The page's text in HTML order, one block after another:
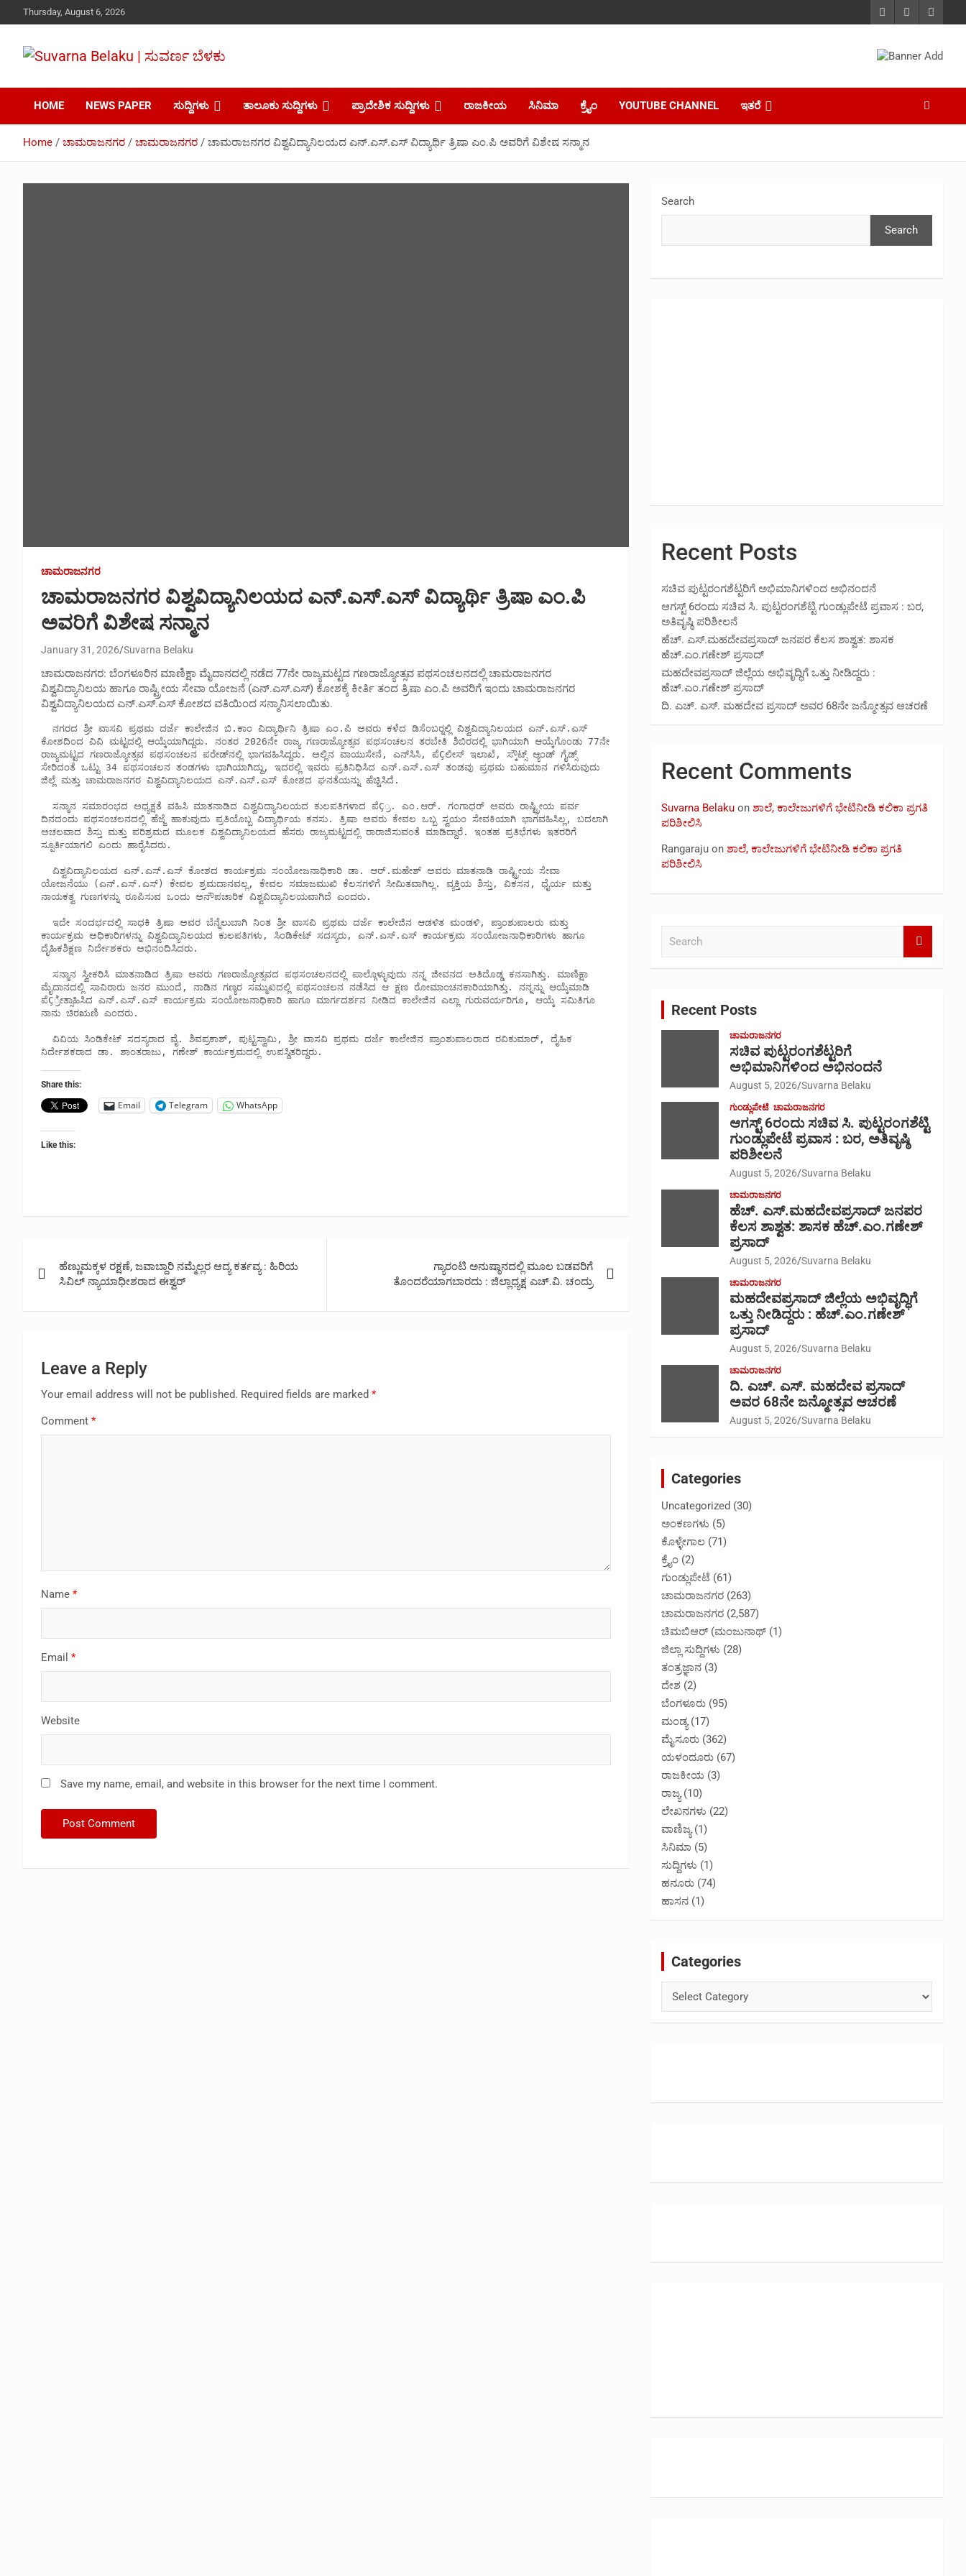
to
Thursday, August 6, 2026
Suvarna Belaku |
ಸುವರ್ಣ ಬೆಳಕು
HOME NEWS PAPER ಸುದ್ದಿಗಳು ತಾಲೂಕು ಸುದ್ದಿಗಳು ಪ್ರಾದೇಶಿಕ ಸುದ್ದಿಗಳು ರಾಜಕೀಯ ಸಿನಿಮಾ ಕ್ರೈಂ YOUTUBE CHANNEL ಇತರೆ
Home ಚಾಮರಾಜನಗರ ಚಾಮರಾಜನಗರ ಚಾಮರಾಜನಗರ ವಿಶ್ವವಿದ್ಯಾನಿಲಯದ ಎನ್.ಎಸ್.ಎಸ್ ವಿದ್ಯಾರ್ಥಿ ತ್ರಿಷಾ ಎಂ.ಪಿ ಅವರಿಗೆ ವಿಶೇಷ ಸನ್ಮಾನ
ಚಾಮರಾಜನಗರ
ಚಾಮರಾಜನಗರ ವಿಶ್ವವಿದ್ಯಾನಿಲಯದ ಎನ್.ಎಸ್.ಎಸ್ ವಿದ್ಯಾರ್ಥಿ ತ್ರಿಷಾ ಎಂ.ಪಿ
ಅವರಿಗೆ ವಿಶೇಷ ಸನ್ಮಾನ
January 31, 2026 Suvarna Belaku
ಚಾಮರಾಜನಗರ: ಬೆಂಗಳೂರಿನ ಮಾಣಿಕ್ಷಾ ಮೈದಾನದಲ್ಲಿ ನಡೆದ 77ನೇ ರಾಜ್ಯಮಟ್ಟದ ಗಣರಾಜ್ಯೋತ್ಸವ ಪಥಸಂಚಲನದಲ್ಲಿ ಚಾಮರಾಜನಗರ
ವಿಶ್ವವಿದ್ಯಾನಿಲಯ ಹಾಗೂ ರಾಷ್ಟ್ರೀಯ ಸೇವಾ ಯೋಜನೆ (ಎನ್.ಎಸ್.ಎಸ್) ಕೋಶಕ್ಕೆ ಕೀರ್ತಿ ತಂದ ತ್ರಿಷಾ ಎಂ.ಪಿ ಅವರಿಗೆ ಇಂದು ಚಾಮರಾಜನಗರ
ವಿಶ್ವವಿದ್ಯಾನಿಲಯದ ಎನ್.ಎಸ್.ಎಸ್ ಕೋಶದ ವತಿಯಿಂದ ಸನ್ಮಾನಿಸಲಾಯಿತು.
ಕೋಶದಿಂದ ವಿವಿ ಮಟ್ಟದಲ್ಲಿ ಆಯ್ಕೆಯಾಗಿದ್ದರು. ನಂತರ 2026ನೇ ರಾಜ್ಯ ಗಣರಾಜ್ಯೋತ್ಸವ ಪಥಸಂಚಲನ ತರಬೇತಿ ಶಿಬಿರದಲ್ಲಿ ಭಾಗಿಯಾಗಿ ಆಯ್ಕೆಗೊಂಡು 77ನೇ
ರಾಜ್ಯಮಟ್ಟದ ಗಣರಾಜ್ಯೋತ್ಸವ ಪಥಸಂಚಲನ ಪರೇಡ್‍ನಲ್ಲಿ ಭಾಗವಹಿಸಿದ್ದರು. ಅಲ್ಲಿನ ವಾಯುಸೇನೆ, ಎನ್‍ಸಿಸಿ, ಪೆÇಲೀಸ್ ಇಲಾಖೆ, ಸ್ಕೌಟ್ಸ್ ಆ್ಯಂಡ್ ಗೈಡ್ಸ್
ಸೇರಿದಂತೆ ಒಟ್ಟು 34 ಪಥಸಂಚಲನ ತಂಡಗಳು ಭಾಗಿಯಾಗಿದ್ದು, ಇದರಲ್ಲಿ ಇವರು ಪ್ರತಿನಿಧಿಸಿದ ಎನ್.ಎಸ್.ಎಸ್ ತಂಡವು ಪ್ರಥಮ ಬಹುಮಾನ ಗಳಿಸಿರುವುದು
ಜಿಲ್ಲೆ ಮತ್ತು ಚಾಮರಾಜನಗರ ವಿಶ್ವವಿದ್ಯಾನಿಲಯದ ಎನ್.ಎಸ್.ಎಸ್ ಕೋಶದ ಘನತೆಯನ್ನು ಹೆಚ್ಚಿಸಿದೆ.
ದಿನದಂದು ಪಥಸಂಚಲನದಲ್ಲಿ ಹೆಜ್ಜೆ ಹಾಕುವುದು ಪ್ರತಿಯೊಬ್ಬ ವಿದ್ಯಾರ್ಥಿಯ ಕನಸು. ತ್ರಿಷಾ ಅವರು ಕೇವಲ ಒಬ್ಬ ಸ್ವಯಂ ಸೇವಕಿಯಾಗಿ ಭಾಗವಹಿಸಿಲ್ಲ, ಬದಲಾಗಿ
ಅಚಲವಾದ ಶಿಸ್ತು ಮತ್ತು ಪರಿಶ್ರಮದ ಮೂಲಕ ವಿಶ್ವವಿದ್ಯಾನಿಲಯದ ಹೆಸರು ರಾಜ್ಯಮಟ್ಟದಲ್ಲಿ ರಾರಾಜಿಸುವಂತೆ ಮಾಡಿದ್ದಾರೆ. ಇಂತಹ ಪ್ರತಿಭೆಗಳು ಇತರರಿಗೆ
ಸ್ಪೂರ್ತಿಯಾಗಲಿ ಎಂದು ಹಾರೈಸಿದರು.
ಯೋಜನೆಯು (ಎನ್.ಎಸ್.ಎಸ್) ಕೇವಲ ಶ್ರಮದಾನವಲ್ಲ, ಕೇವಲ ಸಮಾಜಮುಖಿ ಕೆಲಸಗಳಿಗೆ ಸೀಮಿತವಾಗಿಲ್ಲ. ವ್ಯಕ್ತಿಯ ಶಿಸ್ತು, ವಿಕಸನ, ಧೈರ್ಯ ಮತ್ತು
ನಾಯಕತ್ವ ಗುಣಗಳನ್ನು ರೂಪಿಸುವ ಒಂದು ಅನೌಪಚಾರಿಕ ವಿಶ್ವವಿದ್ಯಾನಿಲಯವಾಗಿದೆ ಎಂದರು.
ಕಾರ್ಯಕ್ರಮ ಅಧಿಕಾರಿಗಳನ್ನು ವಿಶ್ವವಿದ್ಯಾನಿಲಯದ ಕುಲಪತಿಗಳು, ಸಿಂಡಿಕೇಟ್ ಸದಸ್ಯರು, ಎನ್.ಎಸ್.ಎಸ್ ಕಾರ್ಯಕ್ರಮ ಸಂಯೋಜನಾಧಿಕಾರಿಗಳು ಹಾಗೂ
ದೈಹಿಕಶಿಕ್ಷಣ ನಿರ್ದೇಶಕರು ಅಭಿನಂದಿಸಿದರು.
ಮೈದಾನದಲ್ಲಿ ಸಾವಿರಾರು ಜನರ ಮುಂದೆ, ನಾಡಿನ ಗಣ್ಯರ ಸಮ್ಮುಖದಲ್ಲಿ ಪಥಸಂಚಲನ ನಡೆಸಿದ ಆ ಕ್ಷಣ ರೋಮಾಂಚನಕಾರಿಯಾಗಿತ್ತು. ನನ್ನನ್ನು ಆಯ್ಕೆಮಾಡಿ
ಪೆÇ್ರೀತ್ಸಾಹಿಸಿದ ಎನ್.ಎಸ್.ಎಸ್ ಕಾರ್ಯಕ್ರಮ ಸಂಯೋಜನಾಧಿಕಾರಿ ಹಾಗೂ ಮಾರ್ಗದರ್ಶನ ನೀಡಿದ ಕಾಲೇಜಿನ ಎಲ್ಲಾ ಗುರುವರ್ಯರಿಗೂ, ಆಯ್ಕೆ ಸಮಿತಿಗೂ
ನಾನು ಚಿರಋಣಿ ಎಂದರು.
ನಿರ್ದೇಶಕರಾದ ಡಾ. ಶಾಂತರಾಜು, ಗಣೇಶ್ ಕಾರ್ಯಕ್ರಮದಲ್ಲಿ ಉಪಸ್ಥಿತರಿದ್ದರು.
Share this:
Email Telegram WhatsApp
Like this:
navigation
ಹೆಣ್ಣುಮಕ್ಕಳ ರಕ್ಷಣೆ, ಜವಾಬ್ದಾರಿ ನಮ್ಮೆಲ್ಲರ ಆದ್ಯ ಕರ್ತವ್ಯ : ಹಿರಿಯ
ಸಿವಿಲ್ ನ್ಯಾಯಾಧೀಶರಾದ ಈಶ್ವರ್
ಗ್ಯಾರಂಟಿ ಅನುಷ್ಠಾನದಲ್ಲಿ ಮೂಲ ಬಡವರಿಗೆ
ತೊಂದರೆಯಾಗಬಾರದು : ಜಿಲ್ಲಾಧ್ಯಕ್ಷ ಎಚ್.ವಿ. ಚಂದ್ರು
Leave a Reply
Your email address will not be published. Required fields are marked *
Comment *
Name *
Email *
Website
Save my name, email, and website in this browser for the next time I comment.
Search
Search
Recent Posts
ಸಚಿವ ಪುಟ್ಟರಂಗಶೆಟ್ಟರಿಗೆ ಅಭಿಮಾನಿಗಳಿಂದ ಅಭಿನಂದನೆ
ಆಗಸ್ಟ್ 6ರಂದು ಸಚಿವ ಸಿ. ಪುಟ್ಟರಂಗಶೆಟ್ಟಿ ಗುಂಡ್ಲುಪೇಟೆ ಪ್ರವಾಸ : ಬರ,
ಅತಿವೃಷ್ಠಿ ಪರಿಶೀಲನೆ
ಹೆಚ್. ಎಸ್.ಮಹದೇವಪ್ರಸಾದ್ ಜನಪರ ಕೆಲಸ ಶಾಶ್ವತ: ಶಾಸಕ
ಹೆಚ್.ಎಂ.ಗಣೇಶ್ ಪ್ರಸಾದ್
ಮಹದೇವಪ್ರಸಾದ್ ಜಿಲ್ಲೆಯ ಅಭಿವೃದ್ಧಿಗೆ ಒತ್ತು ನೀಡಿದ್ದರು :
ಹೆಚ್.ಎಂ.ಗಣೇಶ್‌ ಪ್ರಸಾದ್
ದಿ. ಎಚ್. ಎಸ್. ಮಹದೇವ ಪ್ರಸಾದ್ ಅವರ 68ನೇ ಜನ್ಮೋತ್ಸವ ಆಚರಣೆ
Recent Comments
Suvarna Belaku on ಶಾಲೆ, ಕಾಲೇಜುಗಳಿಗೆ ಭೇಟಿನೀಡಿ ಕಲಿಕಾ ಪ್ರಗತಿ
ಪರಿಶೀಲಿಸಿ
Rangaraju on ಶಾಲೆ, ಕಾಲೇಜುಗಳಿಗೆ ಭೇಟಿನೀಡಿ ಕಲಿಕಾ ಪ್ರಗತಿ
ಪರಿಶೀಲಿಸಿ
Recent Posts
ಚಾಮರಾಜನಗರ
ಸಚಿವ ಪುಟ್ಟರಂಗಶೆಟ್ಟರಿಗೆ
ಅಭಿಮಾನಿಗಳಿಂದ ಅಭಿನಂದನೆ
August 5, 2026 Suvarna Belaku
ಗುಂಡ್ಲುಪೇಟೆ ಚಾಮರಾಜನಗರ
ಆಗಸ್ಟ್ 6ರಂದು ಸಚಿವ ಸಿ. ಪುಟ್ಟರಂಗಶೆಟ್ಟಿ
ಗುಂಡ್ಲುಪೇಟೆ ಪ್ರವಾಸ : ಬರ, ಅತಿವೃಷ್ಠಿ
ಪರಿಶೀಲನೆ
August 5, 2026 Suvarna Belaku
ಚಾಮರಾಜನಗರ
ಹೆಚ್. ಎಸ್.ಮಹದೇವಪ್ರಸಾದ್ ಜನಪರ
ಕೆಲಸ ಶಾಶ್ವತ: ಶಾಸಕ ಹೆಚ್.ಎಂ.ಗಣೇಶ್
ಪ್ರಸಾದ್
August 5, 2026 Suvarna Belaku
ಚಾಮರಾಜನಗರ
ಮಹದೇವಪ್ರಸಾದ್ ಜಿಲ್ಲೆಯ ಅಭಿವೃದ್ಧಿಗೆ
ಒತ್ತು ನೀಡಿದ್ದರು : ಹೆಚ್.ಎಂ.ಗಣೇಶ್‌
ಪ್ರಸಾದ್
August 5, 2026 Suvarna Belaku
ಚಾಮರಾಜನಗರ
ದಿ. ಎಚ್. ಎಸ್. ಮಹದೇವ ಪ್ರಸಾದ್
ಅವರ 68ನೇ ಜನ್ಮೋತ್ಸವ ಆಚರಣೆ
August 5, 2026 Suvarna Belaku
Categories
Uncategorized (30)
ಅಂಕಣಗಳು (5)
ಕೊಳ್ಳೇಗಾಲ (71)
ಕ್ರೈಂ (2)
ಗುಂಡ್ಲುಪೇಟೆ (61)
ಚಾಮರಾಜನಗರ (263)
ಚಾಮರಾಜನಗರ (2,587)
ಚಿಮಬಿಆರ್ (ಮಂಜುನಾಥ್ (1)
ಜಿಲ್ಲಾ ಸುದ್ದಿಗಳು (28)
ತಂತ್ರಜ್ಞಾನ (3)
ದೇಶ (2)
ಬೆಂಗಳೂರು (95)
ಮಂಡ್ಯ(17)
ಮೈಸೂರು (362)
ಯಳಂದೂರು (67)
ರಾಜಕೀಯ (3)
ರಾಜ್ಯ(10)
ಲೇಖನಗಳು (22)
ವಾಣಿಜ್ಯ(1)
ಸಿನಿಮಾ (5)
ಸುದ್ದಿಗಳು (1)
ಹನೂರು (74)
ಹಾಸನ (1)
Categories